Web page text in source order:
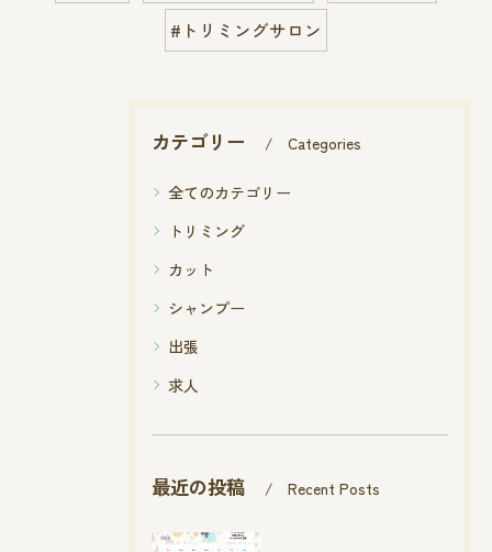
#トリミングサロン
カテゴリー Categories
全てのカテゴリー
トリミング
カット
シャンプー
出張
求人
最近の投稿 Recent Posts